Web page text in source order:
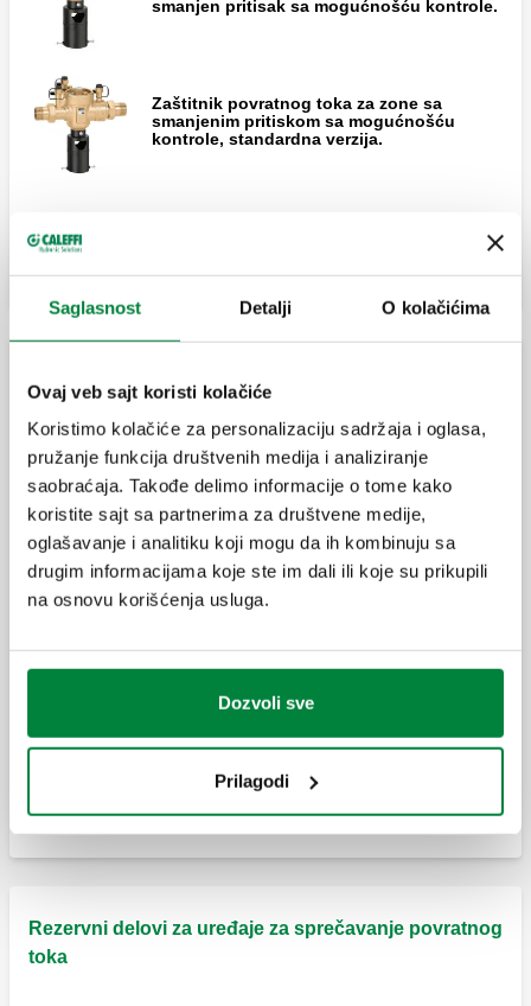
Saglasnost Detalji O kolačićima
Ovaj veb sajt koristi kolačiće
Koristimo kolačiće za personalizaciju sadržaja i oglasa,
pružanje funkcija društvenih medija i analiziranje
saobraćaja. Takođe delimo informacije o tome kako
koristite sajt sa partnerima za društvene medije,
oglašavanje i analitiku koji mogu da ih kombinuju sa
drugim informacijama koje ste im dali ili koje su prikupili
na osnovu korišćenja usluga.
Dozvoli sve
Prilagodi
smanjen pritisak sa mogućnošću kontrole.
Zaštitnik povratnog toka za zone sa
smanjenim pritiskom sa mogućnošću
kontrole, standardna verzija.
bronze.
Zaštitnik povratnog toka za zone sa
priključci PN 16.
Zaštitnik povratnog toka za zone sa
smanjenim pritiskom sa mogućnošću
kontrole. Telo od livenog gvožđa, sa
epoksidnim premazom.
povratnog toka ba tipa
Sklopljena grupa, ženski priključci.
Predmontirana grupa, prirubnički priključci
Predmontirana grupa, prirubnički priključci
PN16.
Rezervni delovi za uređaje za sprečavanje povratnog
toka